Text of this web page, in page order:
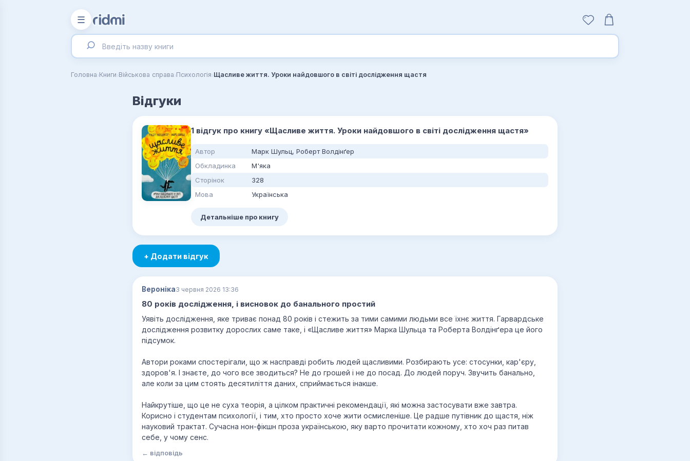
☰
Головна›Книги›Військова справа›Психологія›Щасливе життя. Уроки найдовшого в світі дослідження щастя
Відгуки
1 відгук про книгу «Щасливе життя. Уроки найдовшого в світі дослідження щастя»
Автор
Марк Шульц, Роберт Волдінґер
Обкладинка
М'яка
Сторінок
328
Мова
Українська
Детальніше про книгу
+ Додати відгук
Вероніка3 червня 2026 13:36
80 років дослідження, і висновок до банального простий
Уявіть дослідження, яке триває понад 80 років і стежить за тими самими людьми все їхнє життя. Гарвардське
дослідження розвитку дорослих саме таке, і «Щасливе життя» Марка Шульца та Роберта Волдінґера це його
підсумок.
Автори роками спостерігали, що ж насправді робить людей щасливими. Розбирають усе: стосунки, кар'єру,
здоров'я. І знаєте, до чого все зводиться? Не до грошей і не до посад. До людей поруч. Звучить банально,
але коли за цим стоять десятиліття даних, сприймається інакше.
Найкрутіше, що це не суха теорія, а цілком практичні рекомендації, які можна застосувати вже завтра.
Корисно і студентам психології, і тим, хто просто хоче жити осмисленіше. Це радше путівник до щастя, ніж
науковий трактат. Сучасна нон-фікшн проза українською, яку варто прочитати кожному, хто хоч раз питав
себе, у чому сенс.
← відповідь